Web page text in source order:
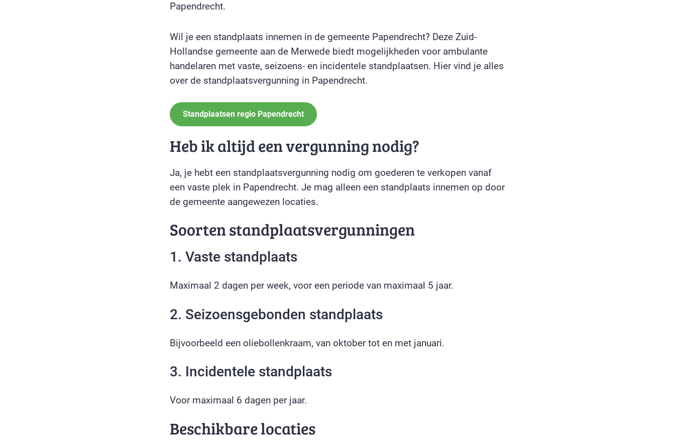
Papendrecht.
Wil je een standplaats innemen in de gemeente Papendrecht? Deze Zuid-
Hollandse gemeente aan de Merwede biedt mogelijkheden voor ambulante
handelaren met vaste, seizoens- en incidentele standplaatsen. Hier vind je alles
over de standplaatsvergunning in Papendrecht.
Standplaatsen regio Papendrecht
Heb ik altijd een vergunning nodig?
Ja, je hebt een standplaatsvergunning nodig om goederen te verkopen vanaf
een vaste plek in Papendrecht. Je mag alleen een standplaats innemen op door
de gemeente aangewezen locaties.
Soorten standplaatsvergunningen
1. Vaste standplaats
Maximaal 2 dagen per week, voor een periode van maximaal 5 jaar.
2. Seizoensgebonden standplaats
Bijvoorbeeld een oliebollenkraam, van oktober tot en met januari.
3. Incidentele standplaats
Voor maximaal 6 dagen per jaar.
Beschikbare locaties